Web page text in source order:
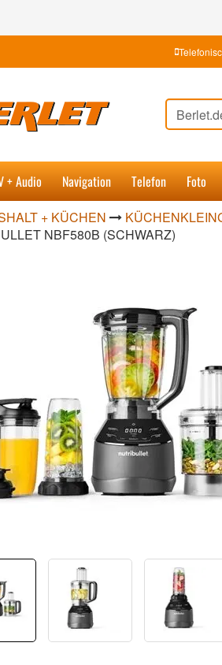
+ Audio Navigation Telefon Foto
+ KÜCHEN
NBF580B (SCHWARZ)